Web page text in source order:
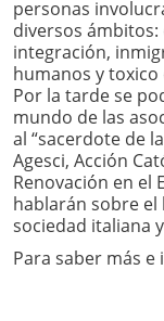
personas
diversos ámbitos:
integración,
humanos y toxico
Por la tarde se
mundo de las
al “sacerdote de
Agesci, Acción
Renovación en el
hablarán sobre el
sociedad italiana
Para saber más